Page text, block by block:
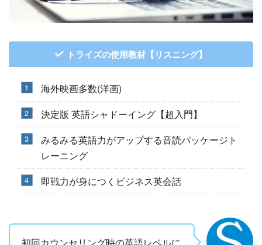
トライズの使用教材【リスニング】
海外映画多数(洋画)
決定版 英語シャドーイング【超入門】
みるみる英語力がアップする音読パッケージト
レーニング
即戦力が身につくビジネス英会話